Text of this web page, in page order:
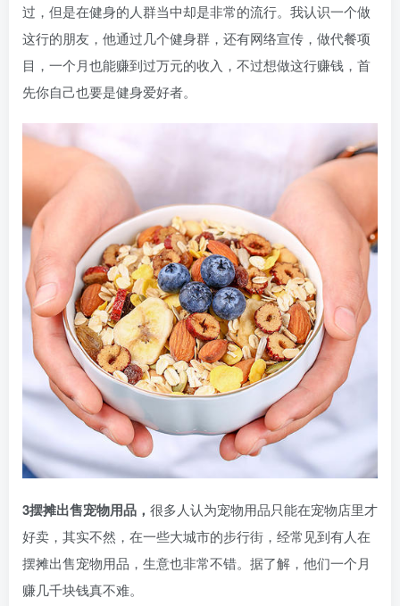
过，但是在健身的人群当中却是非常的流行。我认识一个做
这行的朋友，他通过几个健身群，还有网络宣传，做代餐项
目，一个月也能赚到过万元的收入，不过想做这行赚钱，首
先你自己也要是健身爱好者。
3摆摊出售宠物用品， 很多人认为宠物用品只能在宠物店里才
好卖，其实不然，在一些大城市的步行街，经常见到有人在
摆摊出售宠物用品，生意也非常不错。据了解，他们一个月
赚几千块钱真不难。